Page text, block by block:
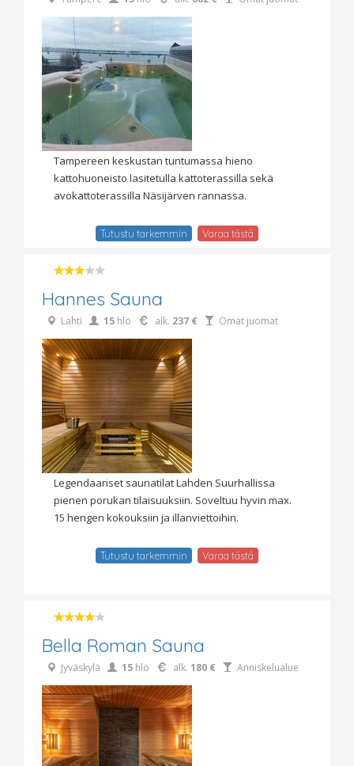
Tampereen keskustan tuntumassa hieno
kattohuoneisto lasitetulla kattoterassilla sekä
avokattoterassilla Näsijärven rannassa.
Tutustu tarkemmin Varaa tästä
Hannes Sauna
Lahti 15 hlö alk. 237 € Omat juomat
Legendaariset saunatilat Lahden Suurhallissa
pienen porukan tilaisuuksiin. Soveltuu hyvin max.
15 hengen kokouksiin ja illanviettoihin.
Tutustu tarkemmin Varaa tästä
Bella Roman Sauna
Jyväskylä 15 hlö alk. 180 € Anniskelualue